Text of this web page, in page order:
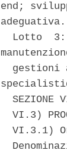
end;
adeguativa.
Lotto
gestioni
SEZIONE
VI.3)
VI.3.1)